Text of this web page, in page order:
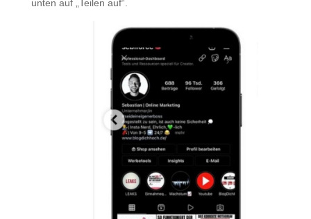
unten auf „Teilen auf“.